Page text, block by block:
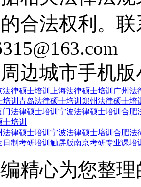
合法权利。
周边城市手机版
法律硕士培训 上海法律硕士培训 广州法
训 青岛法律硕士培训 郑州法律硕士培
门法律硕士培训 宁波法律硕士培训 合肥
培训
法律硕士培训 宁波法律硕士培训 合肥法
日制考研培训触屏版南京考研专业课培
精心为您整